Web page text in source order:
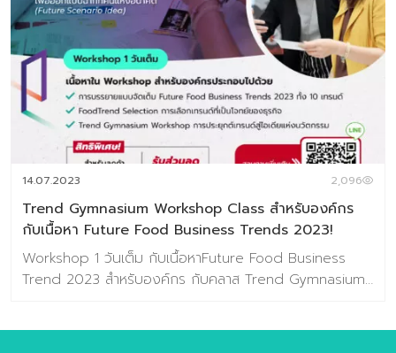
Book สามารถดาวน์โหลดอ่านได้ทันที) พิเศษราคา
6,384 บาท จากราคาเต็ม 7,980 บาท ชุดข้อมูลที่ 1 Thai
Consumer Future Insight in Food Industry เจาะลึก
ความในใจของผู้บริโภคยุดใหม่กับแวดวงอาหาร เพราะเรื่องกิน
เรื่องใหญ่ เนื้อหาภายเล่ม ประกอบด้วย Introduction แนวคิด
ทฤษฎีและสมมติฐานงานวิจัย บทที่ 1 Respondents’ Profile
กลุ่มตัวอย่างงานวิจัย บทที่ 2 Food in Thais’ Life –
Occasion อาหารกับโอกาสในชีวิตประจำวัน บทที่ 3 Update
Eating & Buying Behavior รูปแบบการกินและการตัดสินใจซ
[…]
14.07.2023 2,096
Trend Gymnasium Workshop Class สำหรับองค์กร
กับเนื้อหา Future Food Business Trends 2023!
Workshop 1 วันเต็ม กับเนื้อหาFuture Food Business
Trend 2023 สำหรับองค์กร กับคลาส Trend Gymnasium